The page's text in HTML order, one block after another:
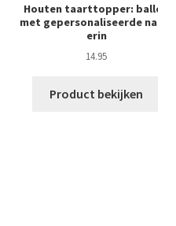
Houten taarttopper: ballon
met gepersonaliseerde naam
erin
14.95
Product bekijken